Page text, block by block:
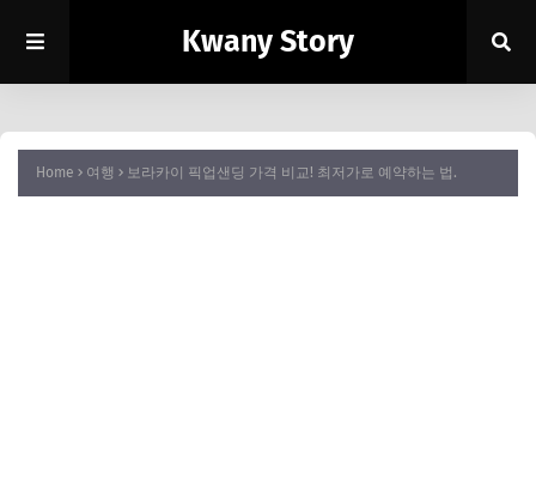
Kwany Story
Home 여행 보라카이 픽업샌딩 가격 비교! 최저가로 예약하는 법.